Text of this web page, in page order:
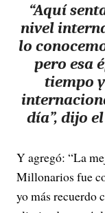
“Aquí
nivel
lo
pero esa
tiempo
día”, dijo
Y agregó: “La
Millonarios fue
yo más recuerdo